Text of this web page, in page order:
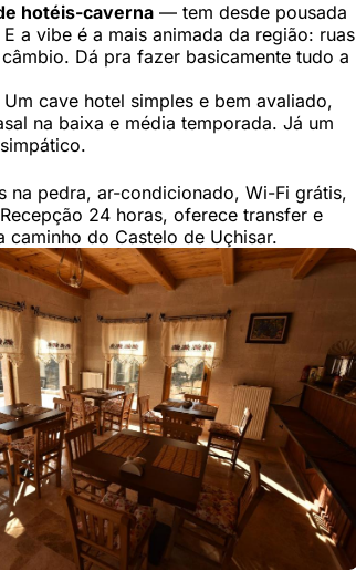
hotéis-caverna — tem desde pousada
a vibe é a mais animada da região: ruas
Dá pra fazer basicamente tudo a
Um cave hotel simples e bem avaliado,
na baixa e média temporada. Já um
na pedra, ar-condicionado, Wi-Fi grátis,
24 horas, oferece transfer e
do Castelo de Uçhisar.